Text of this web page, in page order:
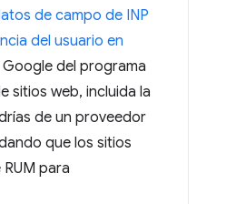
de campo de INP
del usuario en
del programa
sitios web, incluida la
de un proveedor
que los sitios
para